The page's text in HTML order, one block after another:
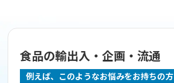
食品の輸出入・企画・流通
例えば、このようなお悩みをお持ちの方